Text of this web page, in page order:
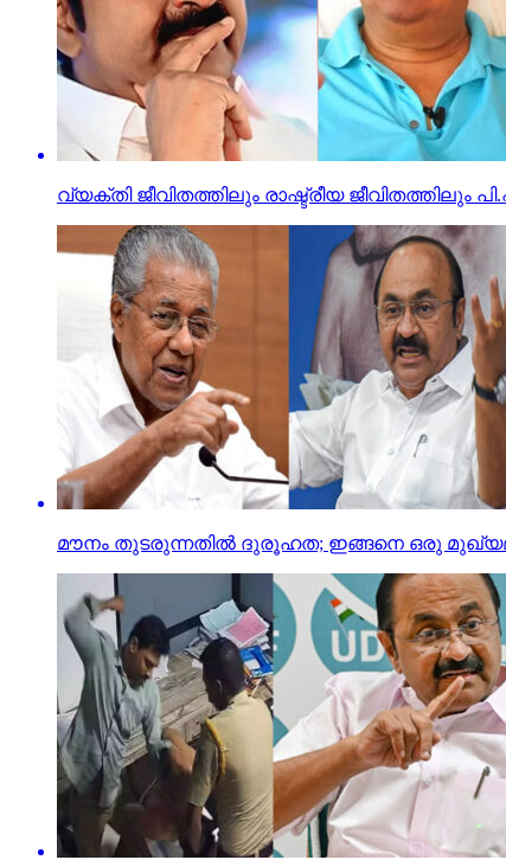
വ്യക്തി ജീവിതത്തിലും രാഷ്ട്രീയ ജീവിതത്തിലും
മൗനം തുടരുന്നതില്‍ ദുരൂഹത; ഇങ്ങനെ ഒരു